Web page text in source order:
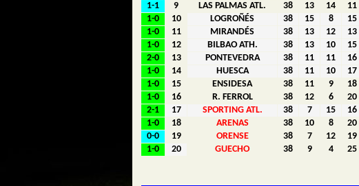
1-1
9 LAS PALMAS ATL. 38 13 14 11
1-0
10 LOGROÑÉS 38 15 8 15
1-0
11 MIRANDÉS 38 13 12 13
1-0
12 BILBAO ATH. 38 13 10 15
2-0
13 PONTEVEDRA 38 11 11 16
1-0
14 HUESCA 38 11 10 17
1-0
15 ENSIDESA 38 11 9 18
1-0
16 R. FERROL 38 12 6 20
2-1
17 SPORTING ATL. 38 7 15 16
1-0
18 ARENAS 38 10 8 20
0-0
19 ORENSE 38 7 12 19
1-0
20 GUECHO 38 9 4 25